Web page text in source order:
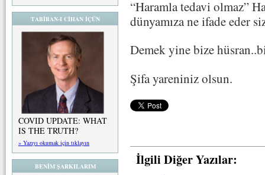
TABİBAN-I CİHAN İÇÜN
COVID UPDATE: WHAT
IS THE TRUTH?
» Yazıyı okumak için tıklayın
BENİM ŞARKILARIM
“Haramla tedavi olmaz”
dünyamıza ne ifade eder
Demek yine bize
Şifa yareniniz olsun.
İlgili Diğer Yazılar: